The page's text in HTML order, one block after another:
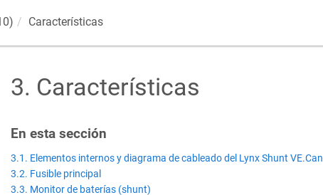
Características
3. Características
En esta sección
3.1. Elementos internos y diagrama de cableado del Lynx Shunt VE.Can
3.2. Fusible principal
3.3. Monitor de baterías (shunt)